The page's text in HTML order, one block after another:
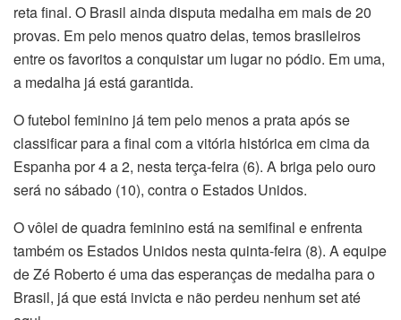
reta final. O Brasil ainda disputa medalha em mais de 20
provas. Em pelo menos quatro delas, temos brasileiros
entre os favoritos a conquistar um lugar no pódio. Em uma,
a medalha já está garantida.
O futebol feminino já tem pelo menos a prata após se
classificar para a final com a vitória histórica em cima da
Espanha por 4 a 2, nesta terça-feira (6). A briga pelo ouro
será no sábado (10), contra o Estados Unidos.
O vôlei de quadra feminino está na semifinal e enfrenta
também os Estados Unidos nesta quinta-feira (8). A equipe
de Zé Roberto é uma das esperanças de medalha para o
Brasil, já que está invicta e não perdeu nenhum set até